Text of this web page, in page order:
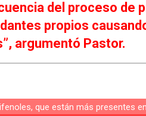
del proceso de
propios
argumentó Pastor.
que están más presentes